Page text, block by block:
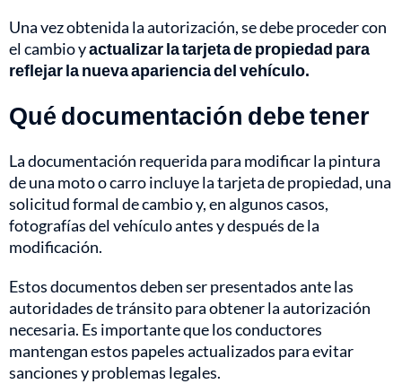
Una vez obtenida la autorización, se debe proceder con
el cambio yactualizar la tarjeta de propiedad para
reflejar la nueva apariencia del vehículo.
Qué documentación debe tener
La documentación requerida para modificar la pintura
de una moto o carro incluye la tarjeta de propiedad, una
solicitud formal de cambio y, en algunos casos,
fotografías del vehículo antes y después de la
modificación.
Estos documentos deben ser presentados ante las
autoridades de tránsito para obtener la autorización
necesaria. Es importante que los conductores
mantengan estos papeles actualizados para evitar
sanciones y problemas legales.